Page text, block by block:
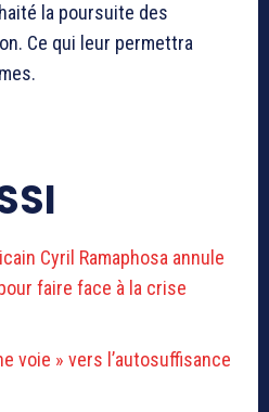
la poursuite des
Ce qui leur permettra
Cyril Ramaphosa annule
faire face à la crise
voie » vers l’autosuffisance